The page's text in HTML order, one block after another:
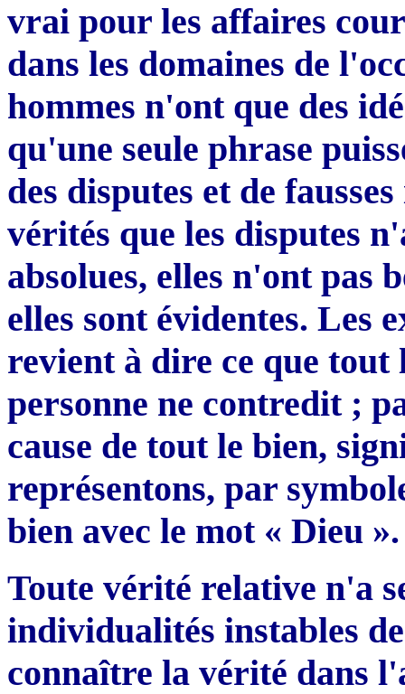
vrai pour les affaires
dans les domaines de
hommes n'ont que des
qu'une seule phrase
des disputes et de
vérités que les disputes
absolues, elles n'ont pas
elles sont évidentes. Les
revient à dire ce que tout
personne ne contredit ;
cause de tout le bien,
représentons, par
bien avec le mot « Dieu ».
Toute vérité relative n'a
individualités instables
connaître la vérité dans